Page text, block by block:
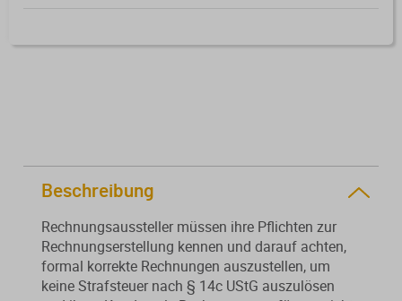
Erscheint in Kürze
Alle Weiterbildungen
Erscheint in Kürze
Alle Produkte
Themenpakete
Beschreibung
Rechnungsaussteller müssen ihre Pflichten zur
Rechnungserstellung kennen und darauf achten,
formal korrekte Rechnungen auszustellen, um
keine Strafsteuer nach § 14c UStG auszulösen